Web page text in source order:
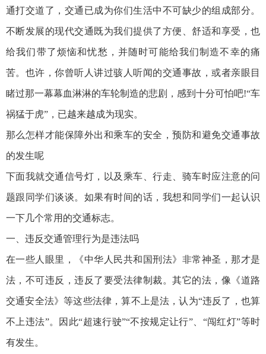
通打交道了，交通已成为你们生活中不可缺少的组成部分。
不断发展的现代交通既为我们提供了方便、舒适和享受，也
给我们带了烦恼和忧愁，并随时可能给我们制造不幸的痛
苦。也许，你曾听人讲过骇人听闻的交通事故，或者亲眼目
睹过那一幕幕血淋淋的车轮制造的悲剧，感到十分可怕吧!“车
祸猛于虎”，已越来越成为现实。
那么怎样才能保障外出和乘车的安全，预防和避免交通事故
的发生呢
下面我就交通信号灯，以及乘车、行走、骑车时应注意的问
题跟同学们谈谈。如果有时间的话，我想和同学们一起认识
一下几个常用的交通标志。
一、违反交通管理行为是违法吗
在一些人眼里，《中华人民共和国刑法》非常神圣，那才是
法，不可违反，违反了要受法律制裁。其它的法，像《道路
交通安全法》等这些法律，算不上是法，认为“违反了，也算
不上违法”。因此“超速行驶”“不按规定让行”、“闯红灯”等时
有发生。